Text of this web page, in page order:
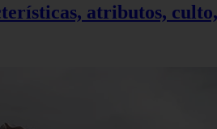
atributos,